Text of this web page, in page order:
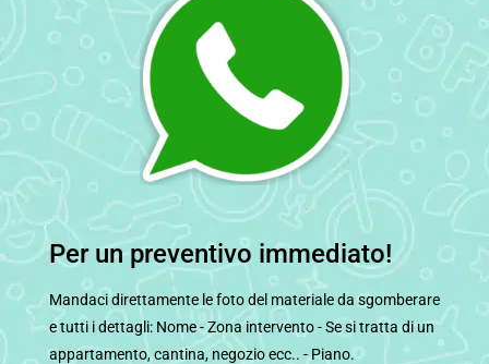
Per un preventivo immediato!
Mandaci direttamente le foto del materiale da sgomberare
e tutti i dettagli: Nome - Zona intervento - Se si tratta di un
appartamento, cantina, negozio ecc.. - Piano.